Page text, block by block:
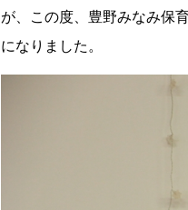
が、この度、豊野みなみ保
になりました。